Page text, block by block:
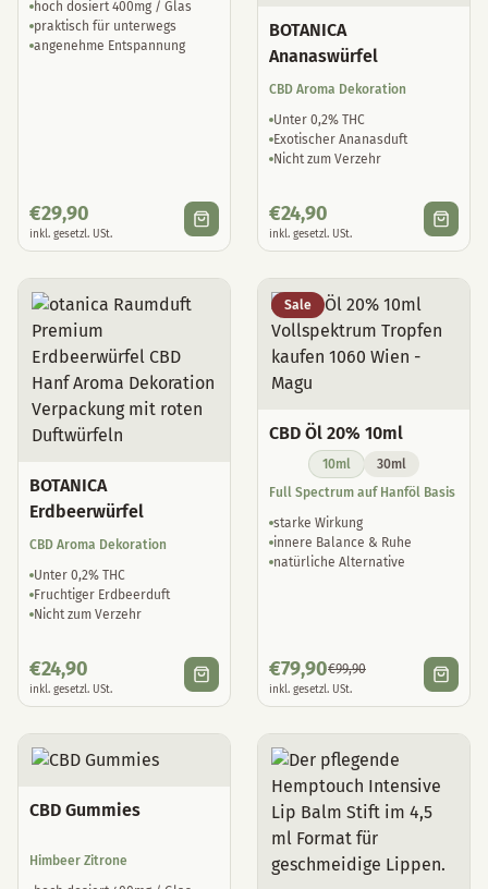
hoch dosiert 400mg / Glas
praktisch für unterwegs
angenehme Entspannung
€29,90
inkl. gesetzl. USt.
BOTANICA
Ananaswürfel
CBD Aroma Dekoration
Unter 0,2% THC
Exotischer Ananasduft
Nicht zum Verzehr
€24,90
inkl. gesetzl. USt.
BOTANICA
Erdbeerwürfel
CBD Aroma Dekoration
Unter 0,2% THC
Fruchtiger Erdbeerduft
Nicht zum Verzehr
€24,90
inkl. gesetzl. USt.
Sale
CBD Öl 20% 10ml
10ml
30ml
Full Spectrum auf Hanföl Basis
starke Wirkung
innere Balance & Ruhe
natürliche Alternative
€79,90€99,90
inkl. gesetzl. USt.
CBD Gummies
Himbeer Zitrone